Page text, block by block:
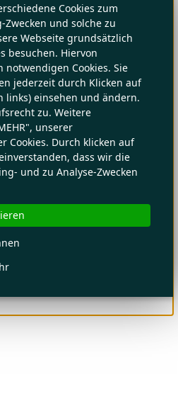
Cookies zum
und solche zu
Webseite grundsätzlich
besuchen. Hiervon
Cookies. Sie
jederzeit durch Klicken auf
links) einsehen und ändern.
zu. Weitere
unserer
Cookies. Durch klicken auf
dass wir die
und zu Analyse-Zwecken